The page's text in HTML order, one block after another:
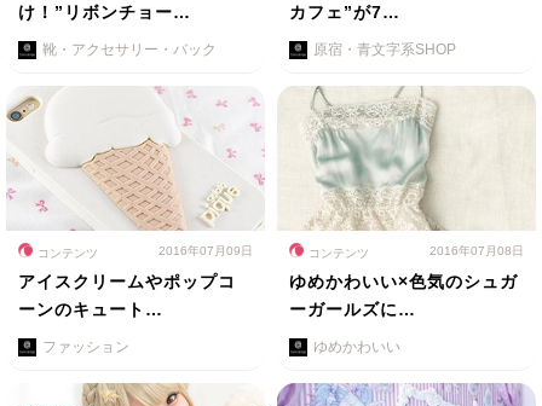
け！”リボンチョー…
靴・アクセサリー・バック
カフェ”が7…
原宿・青文字系SHOP
コンテンツ 2016年07月09日
アイスクリームやポップコ
ーンのキュート…
ファッション
コンテンツ 2016年07月08日
ゆめかわいい×色気のシュガ
ーガールズに…
ゆめかわいい